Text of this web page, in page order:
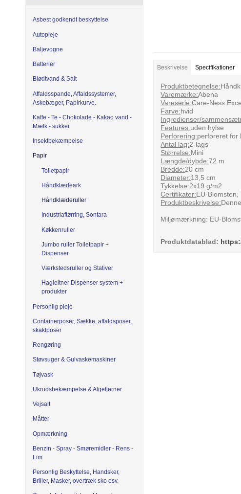
Asbest godkendt beskyttelse
Autopleje
Baljevogne
Batterier
Blødtvand & Salt
Affaldsspande, Affaldssystemer,
Askebæger, Papirkurve.
Kaffe - Te - Chokolade - Kakao vand -
Mælk - sukker
Insektbekæmpelse
Papir
Toiletpapir
Håndklædeark
Håndklæderuller
Industriaftørring, Sontara
Køkkenruller
Jumbo ruller Toiletpapir +
Dispenser
Værkstedsruller og Stativer
Hagleitner Dispenser system +
produkter
Personlig pleje
Containerposer, Sække, affaldsposer,
skaktposer
Rengøring
Støvsuger & Gulvaskemaskiner
Tøjvask
Ukrudsbekæmpelse & Algefjerner
Vejsalt
Måtter
Opmærkning
Benzin - Spray - Smøremidler - Rens -
Lim
Personlig Beskyttelse, Handsker,
Briller, Masker, overtræk sko osv.
Beskrivelse Specifikationer
Produktbetegnelse:
Varemærke:Abena
Vareserie:Care-Ness
Farve:hvid
Ingredienser/
Features:uden hylse
Perforering:perforeret for
Antal lag:2-lags
Størrelse:Mini
Længde/dybde:72 m
Bredde:20 cm
Diameter:13,5 cm
Tykkelse:2x19 g/m2
Certifikater:EU-
Produktbeskrivelse:
Miljømærkning: EU-
Produktdatablad: